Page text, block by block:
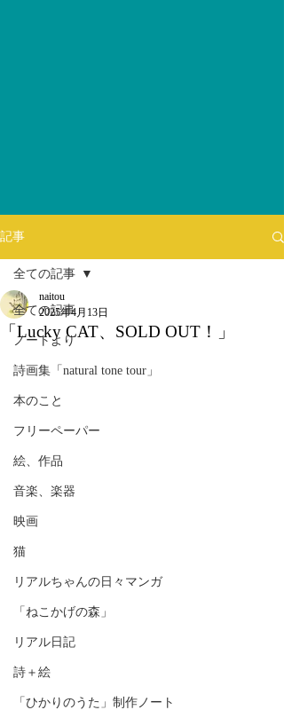
記事
全ての記事
ノートより
詩画集「natural tone tour」
本のこと
フリーペーパー
絵、作品
音楽、楽器
映画
猫
リアルちゃんの日々マンガ
「ねこかげの森」
リアル日記
詩＋絵
「ひかりのうた」制作ノート
全ての記事
「Lucky CAT、SOLD OUT！」
naitou
2025年4月13日